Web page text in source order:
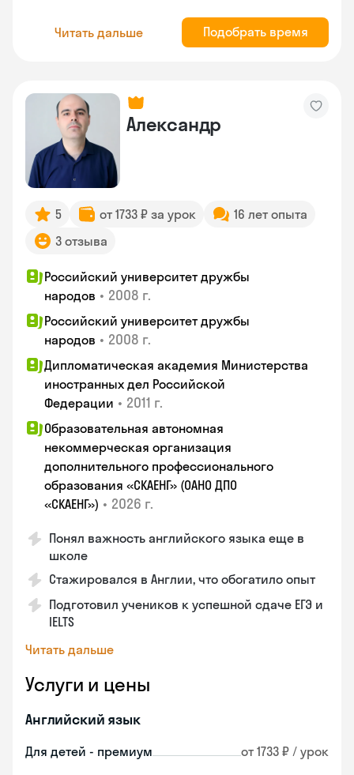
Читать дальше Подобрать время
Александр
5 от 1733 ₽ за урок
16 лет опыта
3 отзыва
Российский университет дружбы
народов • 2008 г.
Российский университет дружбы
народов • 2008 г.
Дипломатическая академия Министерства
иностранных дел Российской
Федерации • 2011 г.
Образовательная автономная
некоммерческая организация
дополнительного профессионального
образования «СКАЕНГ» (ОАНО ДПО
«СКАЕНГ») • 2026 г.
Понял важность английского языка еще в
школе
Стажировался в Англии, что обогатило опыт
Подготовил учеников к успешной сдаче ЕГЭ и
IELTS
Читать дальше
Услуги и цены
Английский язык
Для детей - премиум от 1733 ₽ / урок